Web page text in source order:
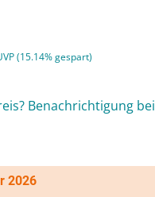
(15.14% gespart)
Benachrichtigung bei
2026